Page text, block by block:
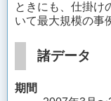
ときにも、仕掛け
いて最大規模の事
諸データ
期間